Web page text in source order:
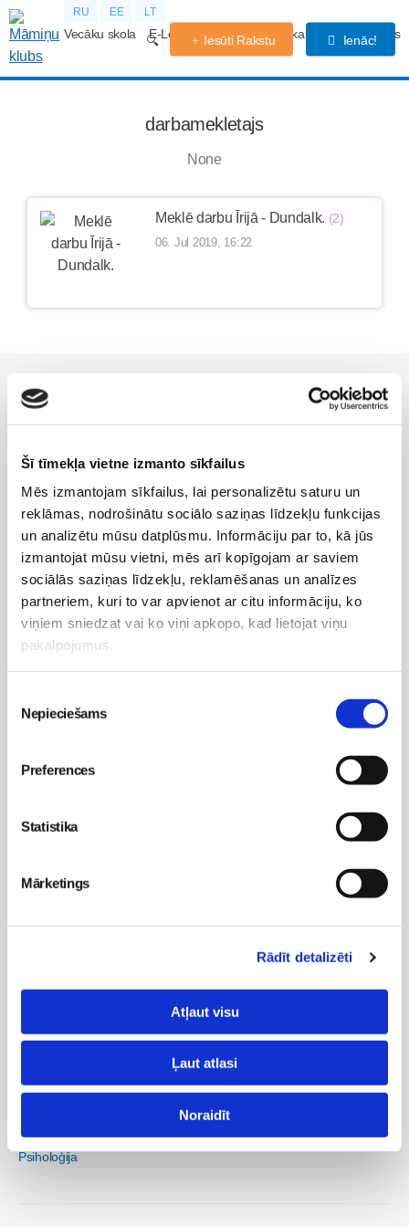
Šī tīmekļa vietne izmanto sīkfailus
Mēs izmantojam sīkfailus, lai personalizētu saturu un
reklāmas, nodrošinātu sociālo saziņas līdzekļu funkcijas
un analizētu mūsu datplūsmu. Informāciju par to, kā jūs
izmantojat mūsu vietni, mēs arī kopīgojam ar saviem
sociālās saziņas līdzekļu, reklamēšanas un analīzes
partneriem, kuri to var apvienot ar citu informāciju, ko
viņiem sniedzat vai ko viņi apkopo, kad lietojat viņu
pakalpojumus.
izvēle
Nepieciešams
Preferences
Statistika
Mārketings
Rādīt detalizēti
Atļaut visu
Ļaut atlasi
Noraidīt
RU EE LT
Vecāku skola E-Lekcijas Grūtniecības kalendārs Forums
Iesūti Rakstu Ienāc!
darbamekletajs
None
Meklē darbu Īrijā - Dundalk. (2)
06. Jul 2019, 16:22
Grūtniecība
Dzemdību iestādes Latvijā
Grūtniecības veselīga norise
Dzemdības
Sports grūtniecības laikā
Uzturs
Vecmāšu vizītes mājās
Mans bērns
Mazulis
Psiholoģija
Bērna psiholoģija un attīstība
Pirmsskola
Bērna psiholoģija un attīstība
Skola
Skolēnu klubiņš
Sievietēm
Māmiņu kongress
Māmiņu brokastis
Veselība
Psiholoģija